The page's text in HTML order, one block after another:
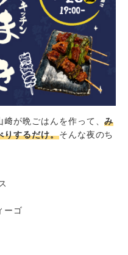
﨑が晩ごはんを作って、み
りするだけ。そんな夜のち
ーゴ